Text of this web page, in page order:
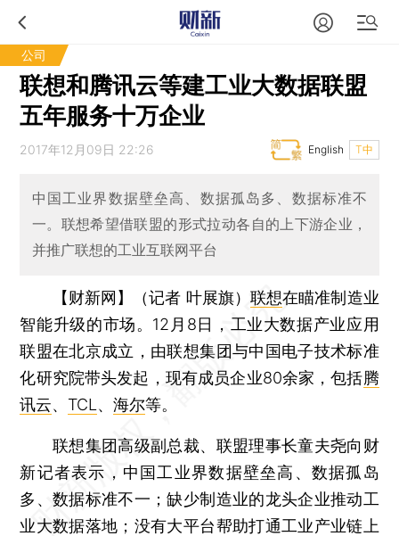
公司
联想和腾讯云等建工业大数据联盟
五年服务十万企业
2017年12月09日 22:26 T中
English
中国工业界数据壁垒高、数据孤岛多、数据标准不
一。联想希望借联盟的形式拉动各自的上下游企业，
并推广联想的工业互联网平台
【财新网】（记者 叶展旗） 联想在瞄准制造业
智能升级的市场。12月8日，工业大数据产业应用
联盟在北京成立，由联想集团与中国电子技术标准
化研究院带头发起，现有成员企业80余家，包括腾
讯云、 TCL 、海尔等。
联想集团高级副总裁、联盟理事长童夫尧向财
新记者表示，中国工业界数据壁垒高、数据孤岛
多、数据标准不一；缺少制造业的龙头企业推动工
业大数据落地；没有大平台帮助打通工业产业链上